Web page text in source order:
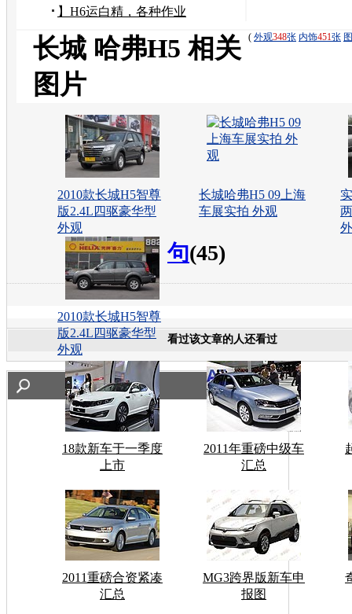
】H6运白精，各种作业
( 外观348张 内饰451张
长城 哈弗H5 相关
图片
2010款长城H5智尊
版2.4L四驱豪华型
外观
长城哈弗H5 09上海
车展实拍 外观
2010款长城H5智尊
版2.4L四驱豪华型
外观
句(45)
看过该文章的人还看过
18款新车于一季度
上市
2011年重磅中级车
汇总
2011重磅合资紧凑
汇总
MG3跨界版新车申
报图